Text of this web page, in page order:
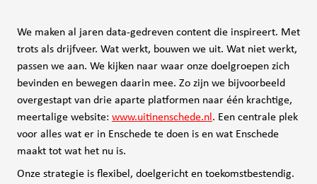
We maken al jaren data-gedreven content die inspireert. Met
trots als drijfveer. Wat werkt, bouwen we uit. Wat niet werkt,
passen we aan. We kijken naar waar onze doelgroepen zich
bevinden en bewegen daarin mee. Zo zijn we bijvoorbeeld
overgestapt van drie aparte platformen naar één krachtige,
meertalige website: www.uitinenschede.nl . Een centrale plek
voor alles wat er in Enschede te doen is en wat Enschede
maakt tot wat het nu is.
Onze strategie is flexibel, doelgericht en toekomstbestendig.